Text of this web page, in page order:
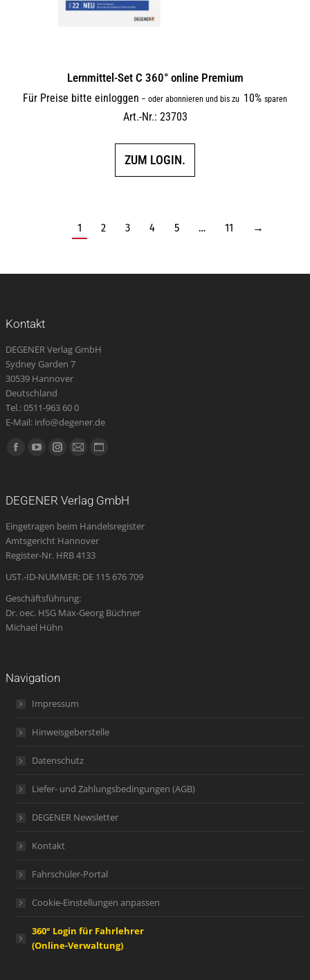
Lernmittel-Set C 360° online Premium
Für Preise bitte einloggen – oder abonnieren und bis zu 10% sparen
Art.-Nr.: 23703
ZUM LOGIN.
1 2 3 4 5 … 11 →
Kontakt
DEGENER Verlag GmbH
Sydney Garden 7
30539 Hannover
Deutschland
Tel.: 0511-963 60 0
E-Mail: info@degener.de
Finden Sie uns auf:
Facebook
new
window
YouTube
new
window
Instagram
new
window
E-
opens
in
new
Website
new
DEGENER Verlag GmbH
Eingetragen beim Handelsregister
Amtsgericht Hannover
Register-Nr. HRB 4133
UST.-ID-NUMMER: DE 115 676 709
Geschäftsführung:
Dr. oec. HSG Max-Georg Büchner
Michael Hühn
Navigation
Impressum
Hinweisgeberstelle
Datenschutz
Liefer- und Zahlungsbedingungen (AGB)
DEGENER Newsletter
Kontakt
Fahrschüler-Portal
Cookie-Einstellungen anpassen
360° Login für Fahrlehrer
(Online-Verwaltung)